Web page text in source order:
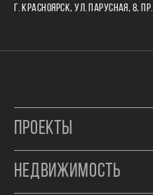
Г. КРАСНОЯРСК, УЛ. ПАРУСНАЯ, 8,
ПРОЕКТЫ
НЕДВИЖИМОСТЬ